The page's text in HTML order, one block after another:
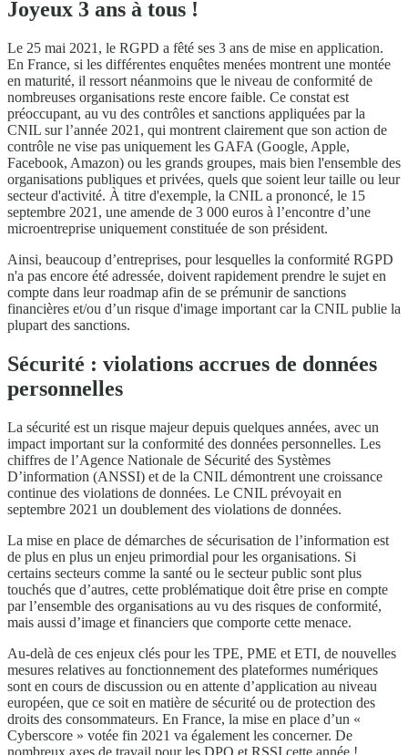
Joyeux 3 ans à tous !
Le 25 mai 2021, le RGPD a fêté ses 3 ans de mise en application.
En France, si les différentes enquêtes menées montrent une montée
en maturité, il ressort néanmoins que le niveau de conformité de
nombreuses organisations reste encore faible. Ce constat est
préoccupant, au vu des contrôles et sanctions appliquées par la
CNIL sur l’année 2021, qui montrent clairement que son action de
contrôle ne vise pas uniquement les GAFA (Google, Apple,
Facebook, Amazon) ou les grands groupes, mais bien l'ensemble des
organisations publiques et privées, quels que soient leur taille ou leur
secteur d'activité. À titre d'exemple, la CNIL a prononcé, le 15
septembre 2021, une amende de 3 000 euros à l’encontre d’une
microentreprise uniquement constituée de son président.
Ainsi, beaucoup d’entreprises, pour lesquelles la conformité RGPD
n'a pas encore été adressée, doivent rapidement prendre le sujet en
compte dans leur roadmap afin de se prémunir de sanctions
financières et/ou d’un risque d'image important car la CNIL publie la
plupart des sanctions.
Sécurité : violations accrues de données
personnelles
La sécurité est un risque majeur depuis quelques années, avec un
impact important sur la conformité des données personnelles. Les
chiffres de l’Agence Nationale de Sécurité des Systèmes
D’information (ANSSI) et de la CNIL démontrent une croissance
continue des violations de données. Le CNIL prévoyait en
septembre 2021 un doublement des violations de données.
La mise en place de démarches de sécurisation de l’information est
de plus en plus un enjeu primordial pour les organisations. Si
certains secteurs comme la santé ou le secteur public sont plus
touchés que d’autres, cette problématique doit être prise en compte
par l’ensemble des organisations au vu des risques de conformité,
mais aussi d’image et financiers que comporte cette menace.
Au-delà de ces enjeux clés pour les TPE, PME et ETI, de nouvelles
mesures relatives au fonctionnement des plateformes numériques
sont en cours de discussion ou en attente d’application au niveau
européen, que ce soit en matière de sécurité ou de protection des
droits des consommateurs. En France, la mise en place d’un «
Cyberscore » votée fin 2021 va également les concerner. De
nombreux axes de travail pour les DPO et RSSI cette année !